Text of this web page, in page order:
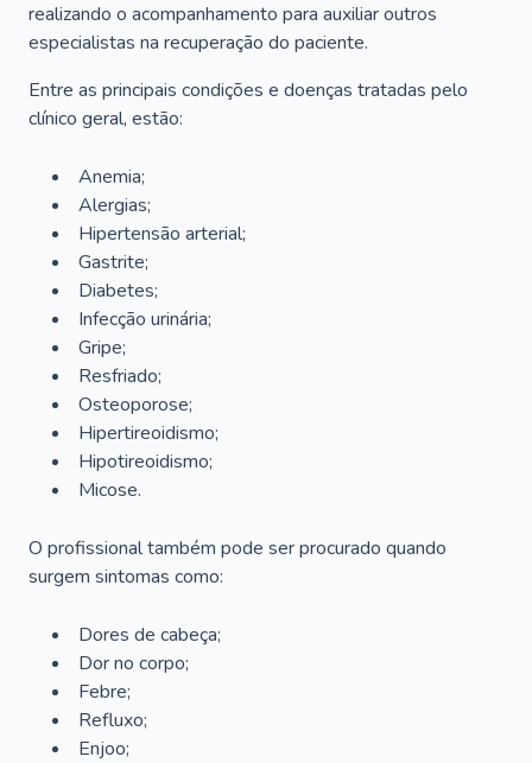
realizando o acompanhamento para auxiliar outros
especialistas na recuperação do paciente.
Entre as principais condições e doenças tratadas pelo
clínico geral, estão:
Anemia;
Alergias;
Hipertensão arterial;
Gastrite;
Diabetes;
Infecção urinária;
Gripe;
Resfriado;
Osteoporose;
Hipertireoidismo;
Hipotireoidismo;
Micose.
O profissional também pode ser procurado quando
surgem sintomas como:
Dores de cabeça;
Dor no corpo;
Febre;
Refluxo;
Enjoo;